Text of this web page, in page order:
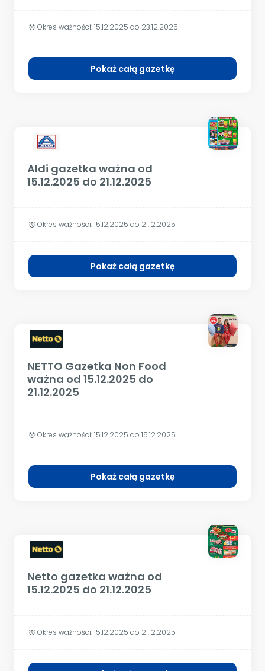
alarm Okres ważności:15.12.2025 do 23.12.2025
Pokaż całą gazetkę
Aldi gazetka ważna od
15.12.2025 do 21.12.2025
alarm Okres ważności:15.12.2025 do 21.12.2025
Pokaż całą gazetkę
NETTO Gazetka Non Food
ważna od 15.12.2025 do
21.12.2025
alarm Okres ważności:15.12.2025 do 15.12.2025
Pokaż całą gazetkę
Netto gazetka ważna od
15.12.2025 do 21.12.2025
alarm Okres ważności:15.12.2025 do 21.12.2025